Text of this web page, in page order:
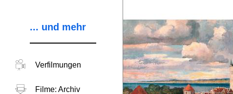
... und mehr
Verfilmungen
Filme: Archiv